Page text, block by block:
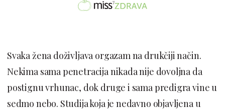
Svaka žena doživljava orgazam na drukčiji način.
Nekima sama penetracija nikada nije dovoljna da
postignu vrhunac, dok druge i sama predigra vine u
sedmo nebo. Studija koja je nedavno objavljena u